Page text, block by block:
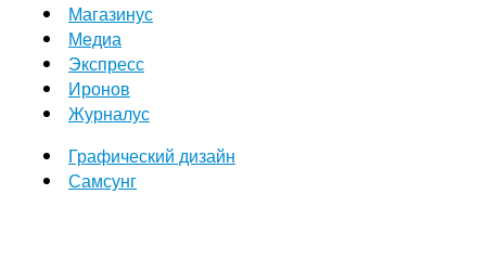
Магазинус
Медиа
Экспресс
Иронов
Журналус
Графический дизайн
Самсунг